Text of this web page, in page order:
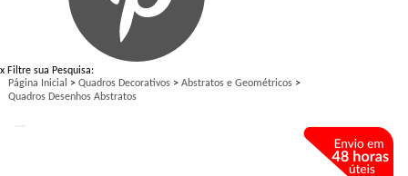
x Filtre sua Pesquisa:
Página Inicial > Quadros Decorativos > Abstratos e Geométricos >
Quadros Desenhos Abstratos